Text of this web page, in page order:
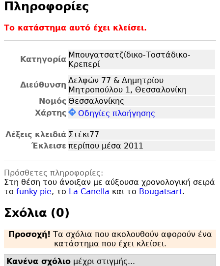
Πληροφορίες
Το κατάστημα αυτό έχει κλείσει.
Κατηγορία Μπουγατσατζίδικο-Τοστάδικο-
Κρεπερί
Διεύθυνση Δελφών 77 & Δημητρίου
Μητροπούλου 1, Θεσσαλονίκη
Νομός Θεσσαλονίκης
Χάρτης
Οδηγίες πλοήγησης
Λέξεις κλειδιά Στέκι77
Έκλεισε περίπου μέσα 2011
Πρόσθετες πληροφορίες:
Στη θέση του άνοιξαν με αύξουσα χρονολογική σειρά
το funky pie, το La Canella και το Bougatsart.
Σxόλια (0)
Προσοχή! Τα σχόλια που ακολουθούν αφορούν ένα
κατάστημα που έχει κλείσει.
Κανένα σχόλιο μέχρι στιγμής...